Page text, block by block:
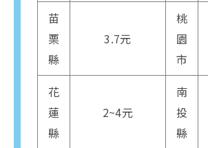
苗
栗
縣
3.7元
桃
園
市
花
蓮
縣
2~4元
南
投
縣